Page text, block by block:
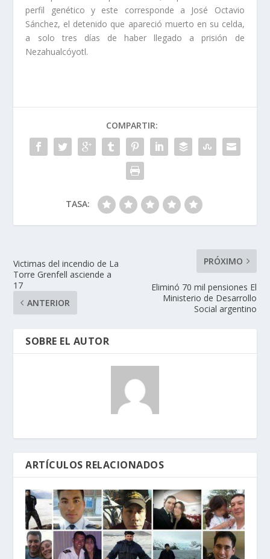
perfil genético y este corresponde a José Octavio
Sánchez, el detenido que apareció muerto en su celda,
a solo tres días de haber llegado a prisión de
Nezahualcóyotl.
COMPARTIR:
TASA:
Victimas del incendio de La
Torre Grenfell asciende a
17
ANTERIOR
PRÓXIMO
Eliminó 70 mil pensiones El
Ministerio de Desarrollo
Social argentino
SOBRE EL AUTOR
ARTÍCULOS RELACIONADOS